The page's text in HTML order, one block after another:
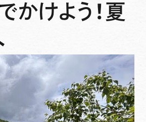
かけよう！夏